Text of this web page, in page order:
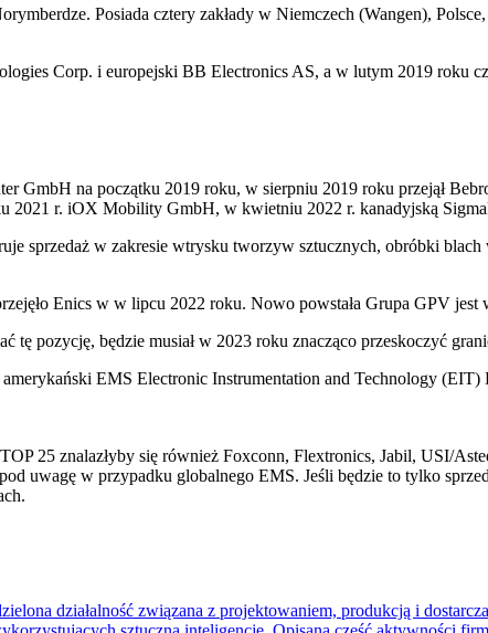
Posiada cztery zakłady w Niemczech (Wangen),
Corp. i europejski BB Electronics AS, a w lutym 2019 roku
GmbH na początku 2019 roku, w sierpniu 2019 roku przejął
r. iOX Mobility GmbH, w kwietniu 2022 r. kanadyjską
sprzedaż w zakresie wtrysku tworzyw sztucznych, obróbki
Enics w w lipcu 2022 roku. Nowo powstała Grupa GPV
tę pozycję, będzie musiał w 2023 roku znacząco przeskoczyć
EMS Electronic Instrumentation and Technology
25 znalazłyby się również Foxconn, Flextronics, Jabil, USI/
uwagę w przypadku globalnego EMS. Jeśli będzie to tylko
działalność związana z projektowaniem, produkcją i